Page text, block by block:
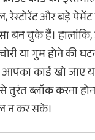
रेस्टोरेंट और बड़े पेमेंट
बन चुके हैं।
या गुम होने की
कार्ड खो जाए या
ब्लॉक करना
न कर सके।